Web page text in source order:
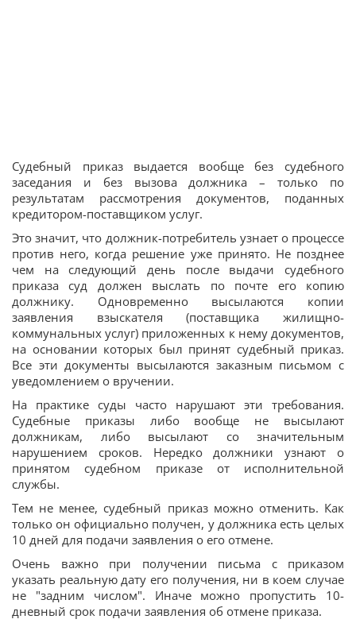
Судебный приказ выдается вообще без судебного
заседания и без вызова должника – только по
результатам рассмотрения документов, поданных
кредитором-поставщиком услуг.
Это значит, что должник-потребитель узнает о процессе
против него, когда решение уже принято. Не позднее
чем на следующий день после выдачи судебного
приказа суд должен выслать по почте его копию
должнику. Одновременно высылаются копии
заявления взыскателя (поставщика жилищно-
коммунальных услуг) приложенных к нему документов,
на основании которых был принят судебный приказ.
Все эти документы высылаются заказным письмом с
уведомлением о вручении.
На практике суды часто нарушают эти требования.
Судебные приказы либо вообще не высылают
должникам, либо высылают со значительным
нарушением сроков. Нередко должники узнают о
принятом судебном приказе от исполнительной
службы.
Тем не менее, судебный приказ можно отменить. Как
только он официально получен, у должника есть целых
10 дней для подачи заявления о его отмене.
Очень важно при получении письма с приказом
указать реальную дату его получения, ни в коем случае
не "задним числом". Иначе можно пропустить 10-
дневный срок подачи заявления об отмене приказа.